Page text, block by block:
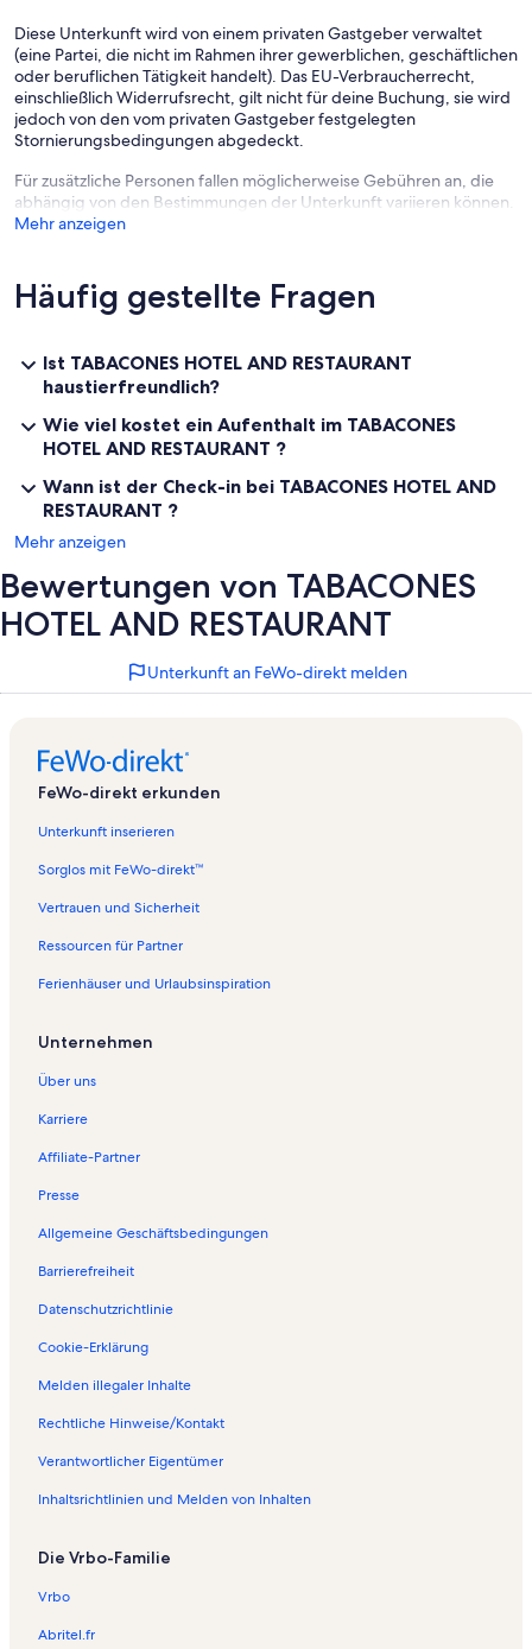
Diese Unterkunft wird von einem privaten Gastgeber verwaltet
(eine Partei, die nicht im Rahmen ihrer gewerblichen, geschäftlichen
oder beruflichen Tätigkeit handelt). Das EU-Verbraucherrecht,
einschließlich Widerrufsrecht, gilt nicht für deine Buchung, sie wird
jedoch von den vom privaten Gastgeber festgelegten
Stornierungsbedingungen abgedeckt.
Für zusätzliche Personen fallen möglicherweise Gebühren an, die
abhängig von den Bestimmungen der Unterkunft variieren können.
Mehr anzeigen
Häufig gestellte Fragen
Ist TABACONES HOTEL AND RESTAURANT
haustierfreundlich?
Wie viel kostet ein Aufenthalt im TABACONES
HOTEL AND RESTAURANT ?
Wann ist der Check-in bei TABACONES HOTEL AND
RESTAURANT ?
Mehr anzeigen
Bewertungen von TABACONES
HOTEL AND RESTAURANT
Unterkunft an FeWo-direkt melden
FeWo-direkt erkunden
Unterkunft inserieren
Sorglos mit FeWo-direkt™
Vertrauen und Sicherheit
Ressourcen für Partner
Ferienhäuser und Urlaubsinspiration
Unternehmen
Über uns
Karriere
Affiliate-Partner
Presse
Allgemeine Geschäftsbedingungen
Barrierefreiheit
Datenschutzrichtlinie
Cookie-Erklärung
Melden illegaler Inhalte
Rechtliche Hinweise/Kontakt
Verantwortlicher Eigentümer
Inhaltsrichtlinien und Melden von Inhalten
Die Vrbo-Familie
Vrbo
Abritel.fr